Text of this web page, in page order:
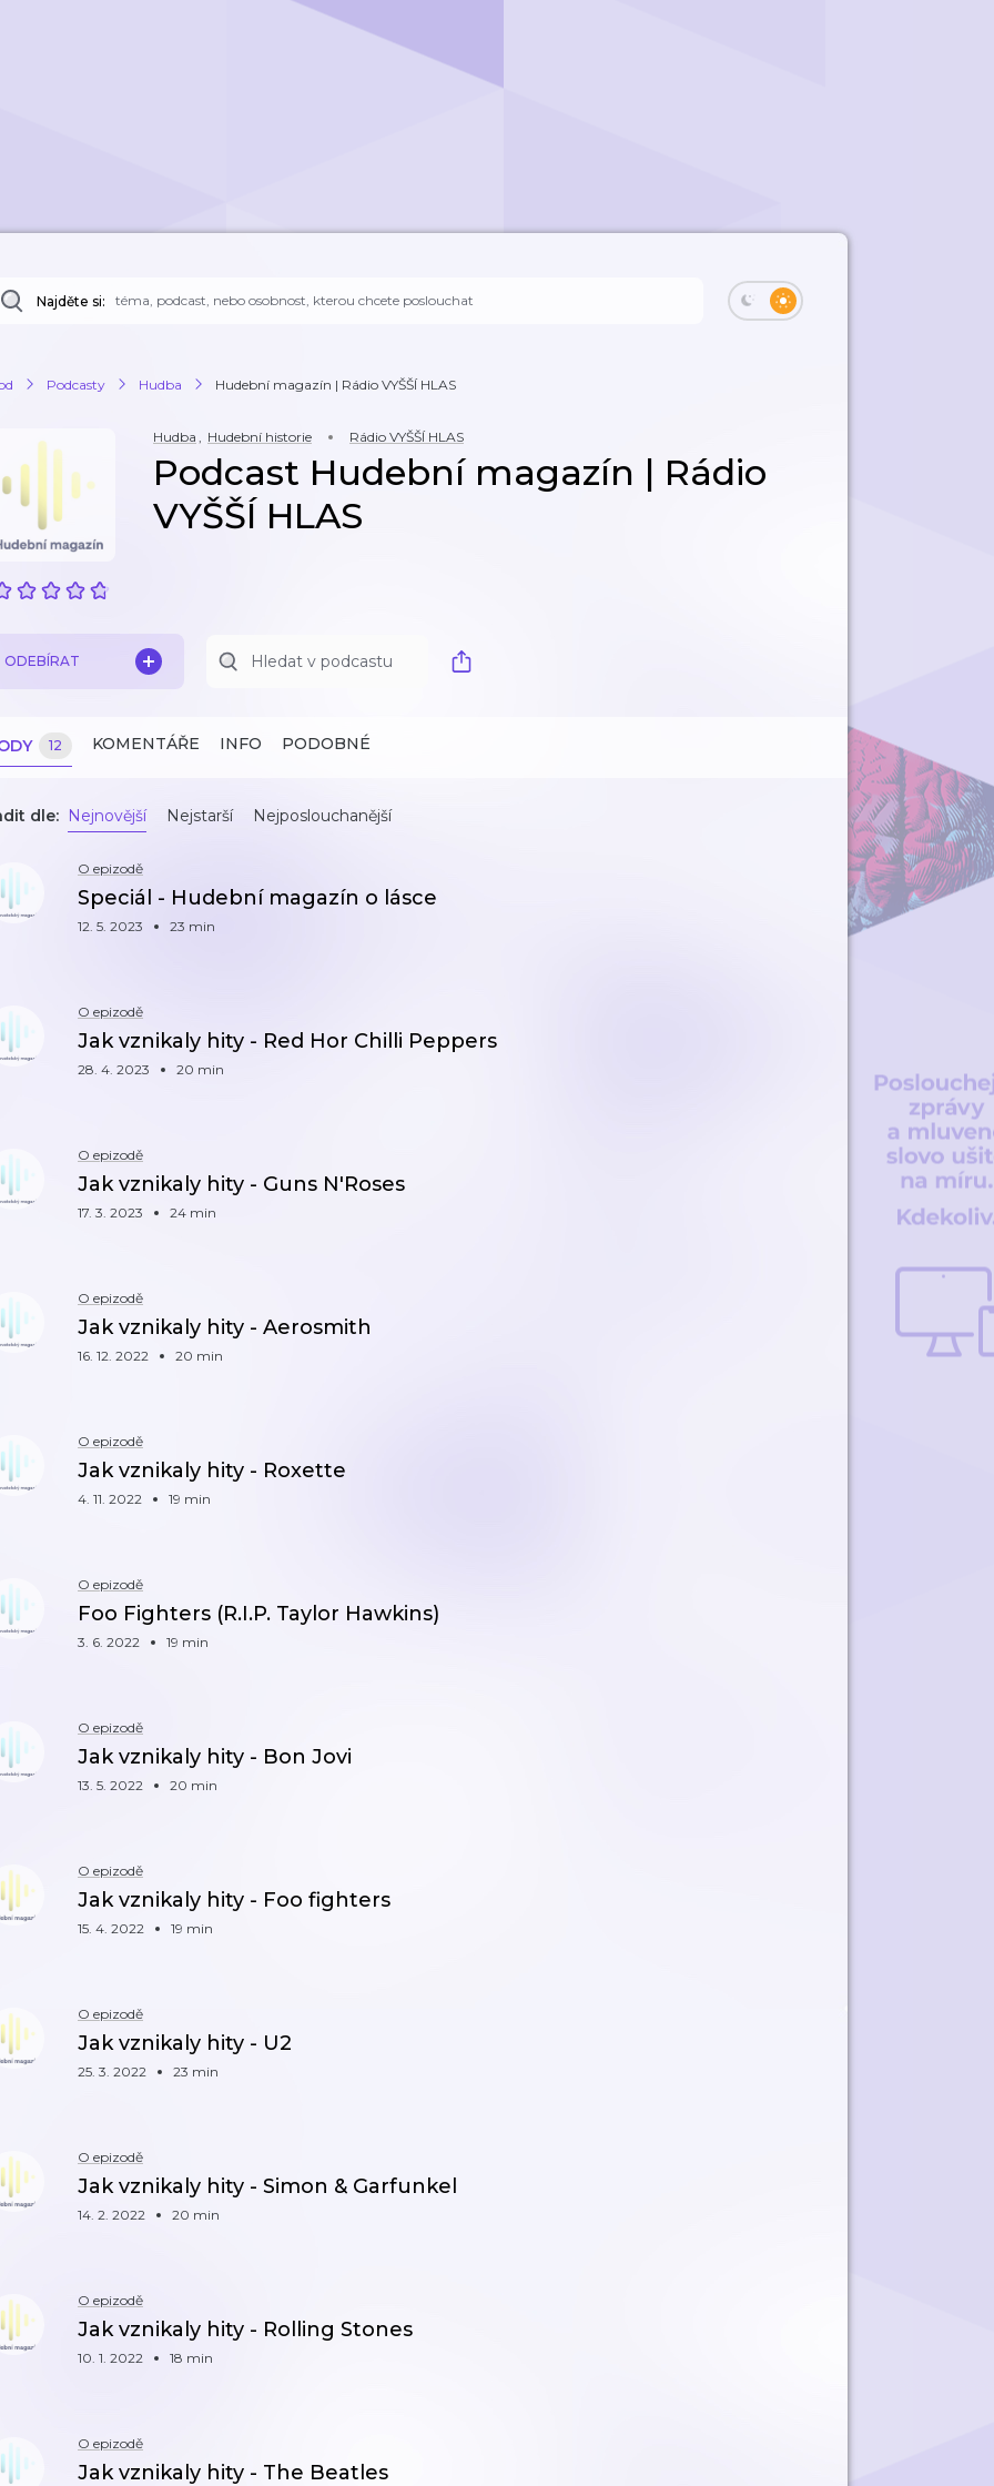
Najděte si:
Podcasty Hudba Hudební magazín | Rádio VYŠŠÍ HLAS
Hudba , Hudební historie Rádio VYŠŠÍ HLAS
Podcast Hudební magazín | Rádio
VYŠŠÍ HLAS
ODEBÍRAT
12 KOMENTÁŘE INFO PODOBNÉ
dle: Nejnovější Nejstarší Nejposlouchanější
O epizodě
Speciál - Hudební magazín o lásce
12. 5. 2023 23 min
O epizodě
Jak vznikaly hity - Red Hor Chilli Peppers
28. 4. 2023 20 min
O epizodě
Jak vznikaly hity - Guns N'Roses
17. 3. 2023 24 min
O epizodě
Jak vznikaly hity - Aerosmith
16. 12. 2022 20 min
O epizodě
Jak vznikaly hity - Roxette
4. 11. 2022 19 min
O epizodě
Foo Fighters (R.I.P. Taylor Hawkins)
3. 6. 2022 19 min
O epizodě
Jak vznikaly hity - Bon Jovi
13. 5. 2022 20 min
O epizodě
Jak vznikaly hity - Foo fighters
15. 4. 2022 19 min
O epizodě
Jak vznikaly hity - U2
25. 3. 2022 23 min
O epizodě
Jak vznikaly hity - Simon & Garfunkel
14. 2. 2022 20 min
O epizodě
Jak vznikaly hity - Rolling Stones
10. 1. 2022 18 min
O epizodě
Jak vznikaly hity - The Beatles